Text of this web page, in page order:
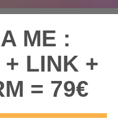
ME :
LINK +
= 79€